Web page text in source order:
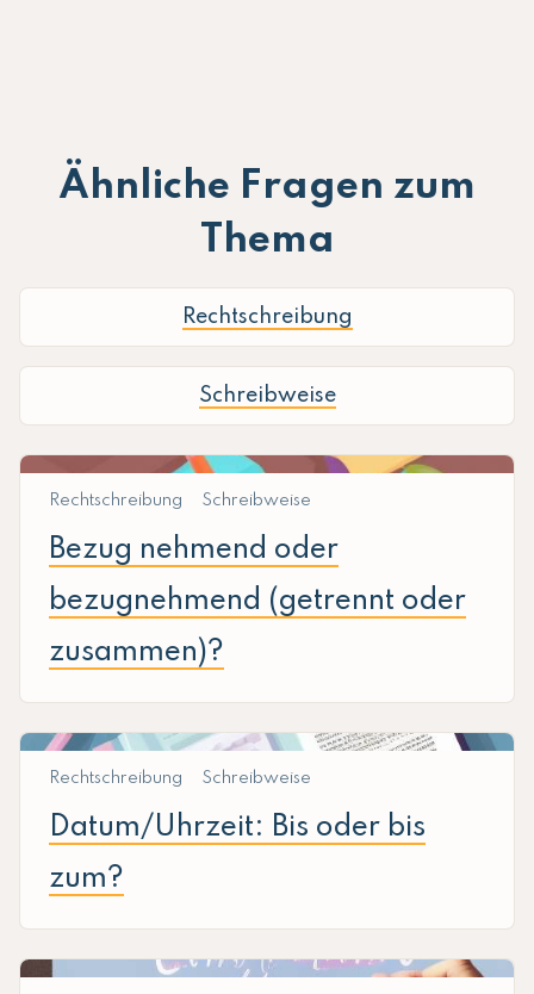
Ähnliche Fragen zum
Thema
Rechtschreibung
Schreibweise
Rechtschreibung Schreibweise
Bezug nehmend oder
bezugnehmend (getrennt oder
zusammen)?
Rechtschreibung Schreibweise
Datum/Uhrzeit: Bis oder bis
zum?